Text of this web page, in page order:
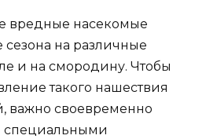
вредные насекомые
сезона на различные
и на смородину. Чтобы
такого нашествия
важно своевременно
специальными